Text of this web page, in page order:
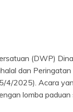
(DWP)
dan
4/2025). Acara
lomba